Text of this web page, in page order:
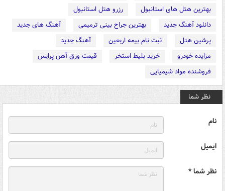
بهترین هتل های استانبول
رزرو هتل استانبول
دانلود آهنگ جدید
بهترین جراح بینی ترمیمی
آهنگ های جدید
پرشین هتل
ثبت نام بیمه اربعین
آهنگ جدید
مزایده خودرو
خرید بلیط استخر
قیمت ورق آهن پرایس
فروشنده مواد شیمیایی
نظر شما
نام
ایمیل
نظر شما *